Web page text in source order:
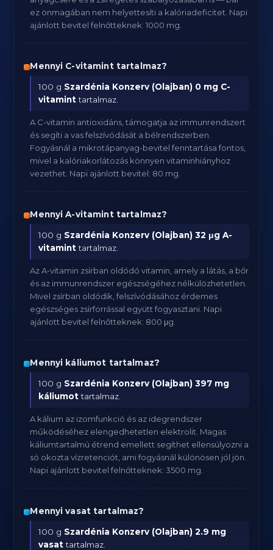
ez önmagában nem helyettesíti a kalóriadeficitet. Napi
ajánlott bevitel felnőtteknek: 1000 mg.
Mennyi C-vitamint tartalmaz?
100 g Szardénia Konzerv (Olajban) 0 mg C-
vitaminttartalmaz.
A C-vitamin antioxidáns, támogatja az immunrendszert
és segíti a vas felszívódását a bélrendszerben.
Fogyásnál a mikrotápanyag-bevitel fenntartása fontos,
mivel a kalóriakorlátozás könnyen vitaminhiányhoz
vezethet. Napi ajánlott bevitel: 80 mg.
Mennyi A-vitamint tartalmaz?
100 g Szardénia Konzerv (Olajban) 32 μg A-
vitaminttartalmaz.
Az A-vitamin zsírban oldódó vitamin, amely a látás, a bőr
és az immunrendszer egészségéhez nélkülözhetetlen.
Mivel zsírban oldódik, felszívódásához érdemes
egészséges zsírforrással együtt fogyasztani. Napi
ajánlott bevitel felnőtteknek: 800 μg.
Mennyi káliumot tartalmaz?
100 g Szardénia Konzerv (Olajban) 397 mg
káliumottartalmaz.
A kálium az izomfunkció és az idegrendszer
működéséhez elengedhetetlen elektrolit. Magas
káliumtartalmú étrend emellett segíthet ellensúlyozni a
só okozta vízretenciót, ami fogyásnál különösen jól jön.
Napi ajánlott bevitel felnőtteknek: 3500 mg.
Mennyi vasat tartalmaz?
100 g Szardénia Konzerv (Olajban) 2.9 mg
vasattartalmaz.